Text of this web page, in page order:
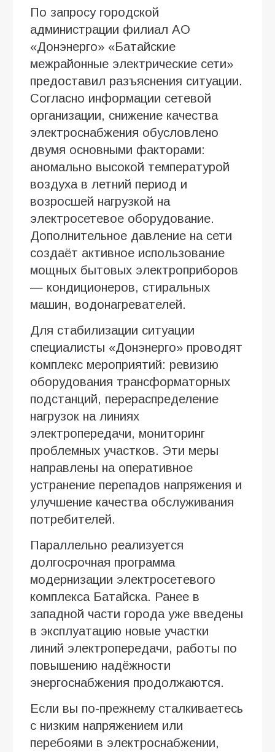
По запросу городской
администрации филиал АО
«Донэнерго» «Батайские
межрайонные электрические сети»
предоставил разъяснения ситуации.
Согласно информации сетевой
организации, снижение качества
электроснабжения обусловлено
двумя основными факторами:
аномально высокой температурой
воздуха в летний период и
возросшей нагрузкой на
электросетевое оборудование.
Дополнительное давление на сети
создаёт активное использование
мощных бытовых электроприборов
— кондиционеров, стиральных
машин, водонагревателей.
Для стабилизации ситуации
специалисты «Донэнерго» проводят
комплекс мероприятий: ревизию
оборудования трансформаторных
подстанций, перераспределение
нагрузок на линиях
электропередачи, мониторинг
проблемных участков. Эти меры
направлены на оперативное
устранение перепадов напряжения и
улучшение качества обслуживания
потребителей.
Параллельно реализуется
долгосрочная программа
модернизации электросетевого
комплекса Батайска. Ранее в
западной части города уже введены
в эксплуатацию новые участки
линий электропередачи, работы по
повышению надёжности
энергоснабжения продолжаются.
Если вы по-прежнему сталкиваетесь
с низким напряжением или
перебоями в электроснабжении,